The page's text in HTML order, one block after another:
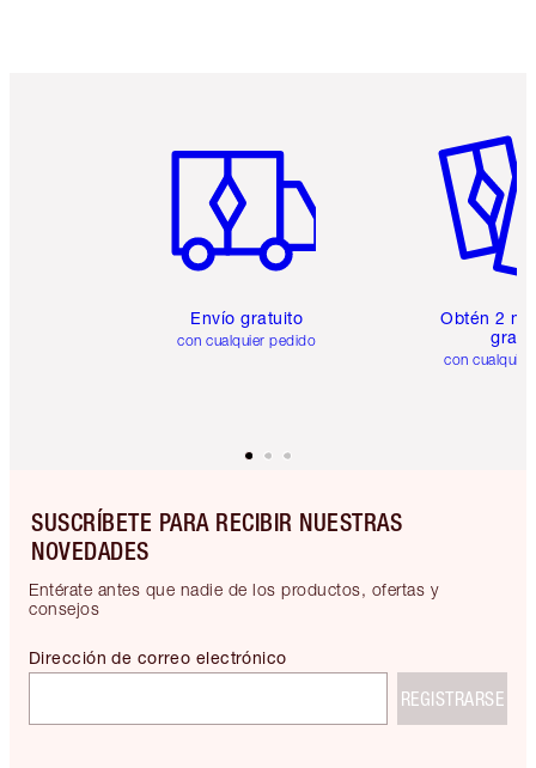
Envío gratuito
con cualquier pedido
Obtén 2
gratis
con
SUSCRÍBETE PARA RECIBIR NUESTRAS
NOVEDADES
Entérate antes que nadie de los productos, ofertas y
consejos
Dirección de correo electrónico
REGISTRARSE